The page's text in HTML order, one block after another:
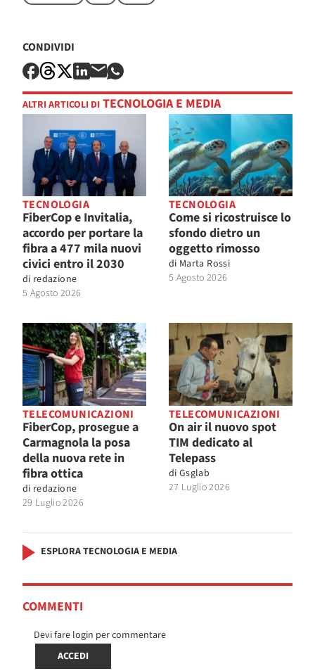
CONDIVIDI
ALTRI ARTICOLI DI TECNOLOGIA E MEDIA
TECNOLOGIA
FiberCop e Invitalia,
accordo per portare la
fibra a 477 mila nuovi
civici entro il 2030
di redazione
5 Agosto 2026
TECNOLOGIA
Come si ricostruisce lo
sfondo dietro un
oggetto rimosso
di Marta Rossi
5 Agosto 2026
TELECOMUNICAZIONI
FiberCop, prosegue a
Carmagnola la posa
della nuova rete in
fibra ottica
di redazione
29 Luglio 2026
TELECOMUNICAZIONI
On air il nuovo spot
TIM dedicato al
Telepass
di Gsglab
27 Luglio 2026
ESPLORA TECNOLOGIA E MEDIA
COMMENTI
Devi fare login per commentare
ACCEDI